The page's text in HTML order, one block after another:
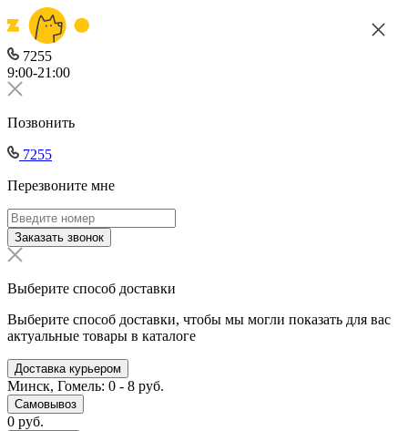
7255
9:00-21:00
Позвонить
7255
Перезвоните мне
Заказать звонок
Выберите способ доставки
Выберите способ доставки, чтобы мы могли показать для вас
актуальные товары в каталоге
Доставка курьером
Минск, Гомель: 0 - 8 руб.
Самовывоз
0 руб.